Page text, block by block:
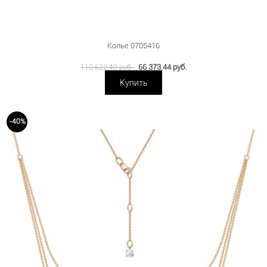
Колье 0705416
110 622.40 руб. 66 373.44 руб.
Купить
-40%